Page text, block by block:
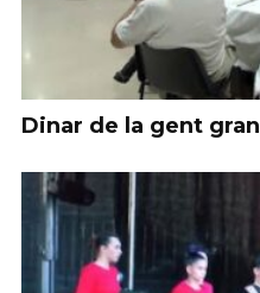
Dinar de la gent gran